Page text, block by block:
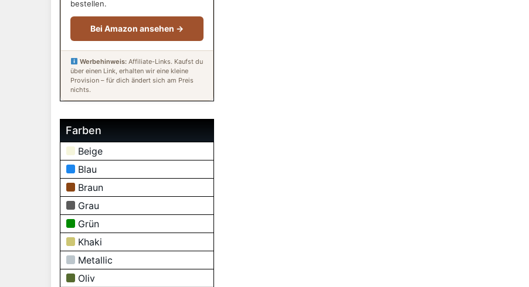
bestellen.
Bei Amazon ansehen →
Werbehinweis:Affiliate-Links. Kaufst du
über einen Link, erhalten wir eine kleine
Provision – für dich ändert sich am Preis
nichts.
Farben
Beige
Blau
Braun
Grau
Grün
Khaki
Metallic
Oliv